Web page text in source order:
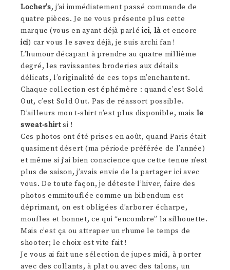
Locher’s, j’ai immédiatement passé commande de
quatre pièces. Je ne vous présente plus cette
marque (vous en ayant déjà parléici, là et encore
ici) car vous le savez déjà, je suis archi fan !
L’humour décapant à prendre au quatre millième
degré, les ravissantes broderies aux détails
délicats, l’originalité de ces tops m’enchantent.
Chaque collection est éphémère : quand c’est Sold
Out, c’est Sold Out. Pas de réassort possible.
D’ailleurs mon t-shirt n’est plus disponible, mais le
sweat-shirtsi !
Ces photos ont été prises en août, quand Paris était
quasiment désert (ma période préférée de l’année)
et même si j’ai bien conscience que cette tenue n’est
plus de saison, j’avais envie de la partager ici avec
vous. De toute façon, je déteste l’hiver, faire des
photos emmitouflée comme un bibendum est
déprimant, on est obligées d’arborer écharpe,
moufles et bonnet, ce qui “encombre” la silhouette.
Mais c’est ça ou attraper un rhume le temps de
shooter; le choix est vite fait !
Je vous ai fait une sélection de jupes midi, à porter
avec des collants, à plat ou avec des talons, un